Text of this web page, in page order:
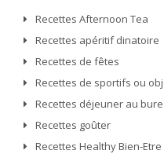
Recettes Afternoon Tea
Recettes apéritif dinatoire
Recettes de fêtes
Recettes de sportifs ou
Recettes déjeuner au
Recettes goûter
Recettes Healthy Bien-Etre